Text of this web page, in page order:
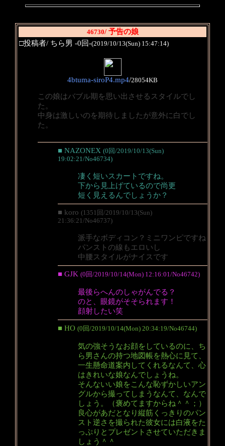
46730/ 予告の娘
□投稿者/ ちら男 -0回-(2019/10/13(Sun) 15:47:14)
4btuma-siroP4.mp4/28054KB
この娘はバブル期を思い出させるスタイルでし
た。
中身は激しいのを期待しましたが意外に白でし
た。
■ NAZONEX (0回/2019/10/13(Sun)
19:02:21/No46734)
凄く短いスカートですね。
下から見上げているので尚更
短く見えるんでしょうか？
■ koro (1351回/2019/10/13(Sun)
21:36:21/No46737)
派手なボディコン？ミニワンピですね
パンストの線もエロいし
中腰スタイルがナイスです
■ GJK (0回/2019/10/14(Mon) 12:16:01/No46742)
最後らへんのしゃがんでる？
のと、眼鏡がそそられます！
顔射したい笑
■ HO (0回/2019/10/14(Mon) 20:34:19/No46744)
気の強そうなお顔をしているのに、ち
ら男さんの持つ地図帳を熱心に見て、
一生懸命道案内してくれるなんて、心
はきれいな娘なんでしょうね。
そんないい娘をこんな恥ずかしいアン
グルから撮ってしまうなんて、なんで
しょう。（褒めてますからね＾＾；）
良心があだとなり縦筋くっきりのパン
スト逆さを撮られた彼女には白液をた
っぷりとプレゼントさせていただきま
しょう＾＾